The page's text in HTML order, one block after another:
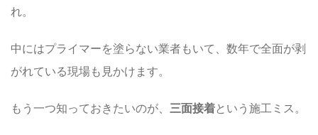
れ。
中にはプライマーを塗らない業者もいて、数年で全面が剥
がれている現場も見かけます。
もう一つ知っておきたいのが、 三面接着という施工ミス。